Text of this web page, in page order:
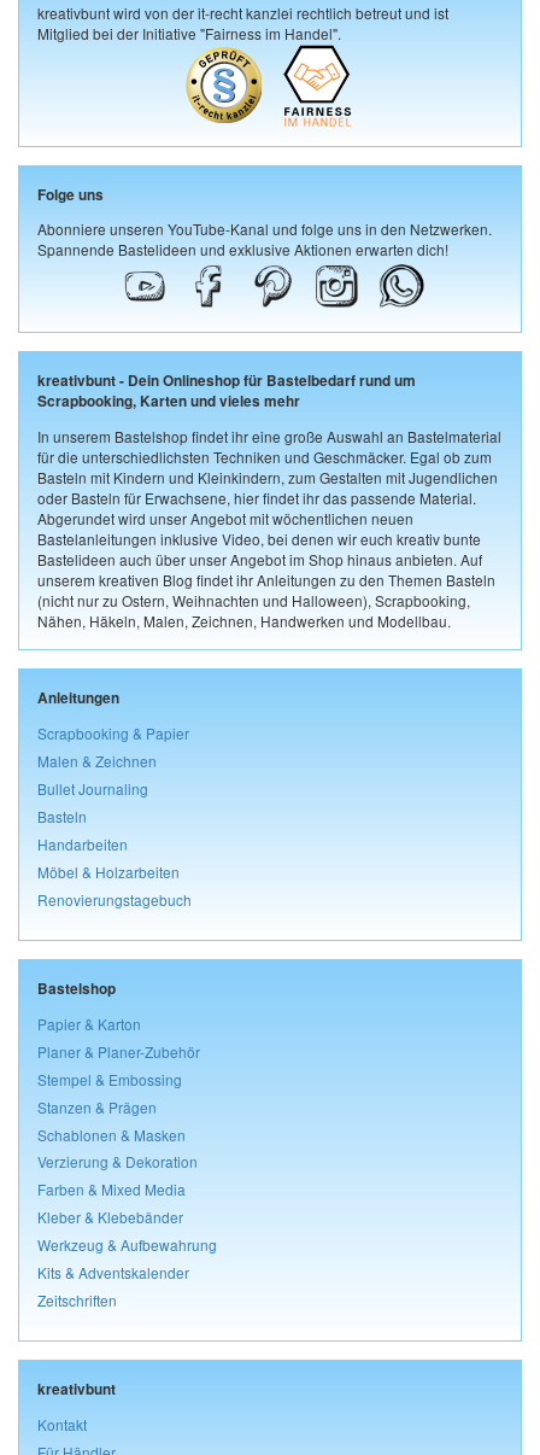
kreativbunt wird von der it-recht kanzlei rechtlich betreut und ist
Mitglied bei der Initiative "Fairness im Handel".
Folge uns
Abonniere unseren YouTube-Kanal und folge uns in den Netzwerken.
Spannende Bastelideen und exklusive Aktionen erwarten dich!
kreativbunt - Dein Onlineshop für Bastelbedarf rund um
Scrapbooking, Karten und vieles mehr
In unserem Bastelshop findet ihr eine große Auswahl an Bastelmaterial
für die unterschiedlichsten Techniken und Geschmäcker. Egal ob zum
Basteln mit Kindern und Kleinkindern, zum Gestalten mit Jugendlichen
oder Basteln für Erwachsene, hier findet ihr das passende Material.
Abgerundet wird unser Angebot mit wöchentlichen neuen
Bastelanleitungen inklusive Video, bei denen wir euch kreativ bunte
Bastelideen auch über unser Angebot im Shop hinaus anbieten. Auf
unserem kreativen Blog findet ihr Anleitungen zu den Themen Basteln
(nicht nur zu Ostern, Weihnachten und Halloween), Scrapbooking,
Nähen, Häkeln, Malen, Zeichnen, Handwerken und Modellbau.
Anleitungen
Scrapbooking & Papier
Malen & Zeichnen
Bullet Journaling
Basteln
Handarbeiten
Möbel & Holzarbeiten
Renovierungstagebuch
Bastelshop
Papier & Karton
Planer & Planer-Zubehör
Stempel & Embossing
Stanzen & Prägen
Schablonen & Masken
Verzierung & Dekoration
Farben & Mixed Media
Kleber & Klebebänder
Werkzeug & Aufbewahrung
Kits & Adventskalender
Zeitschriften
kreativbunt
Kontakt